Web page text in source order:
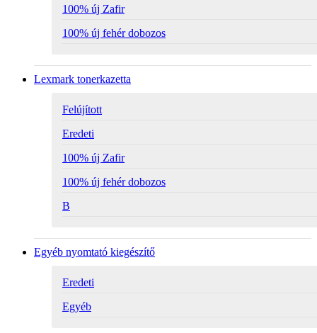
100% új Zafir
100% új fehér dobozos
Lexmark tonerkazetta
Felújított
Eredeti
100% új Zafir
100% új fehér dobozos
B
Egyéb nyomtató kiegészítő
Eredeti
Egyéb